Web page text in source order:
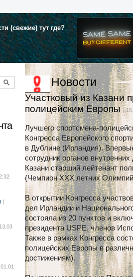
(свежие) тут где?
|
Новости
Участковый из Казани
полицейским Европы|
Лучшего спортсмена-
Конгресса Европейского
в Дублине (Ирландия).
сотрудник органов
Казани старший лейтенант
(Чемпион ХХХ летних
В открытии Конгресса
дел Ирландии и
состояла из 20 пунктов и
президента USPE, членов
Также в рамках Конгресса
полицейских Европы в
достижениям).